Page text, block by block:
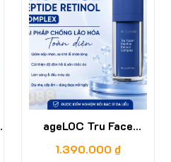
ageLOC Tru Face
Peptide Retinol Complex
1.390.000 ₫